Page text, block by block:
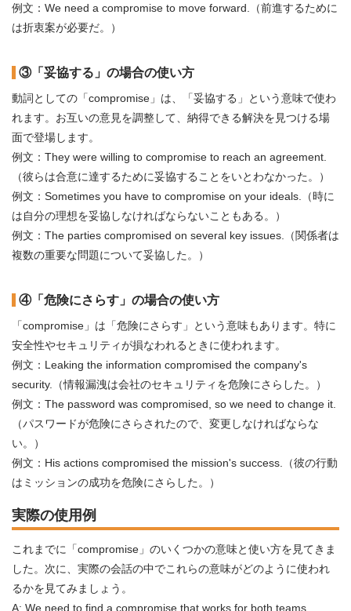
例文：We need a compromise to move forward.（前進するために
は折衷案が必要だ。）
③「妥協する」の場合の使い方
動詞としての「compromise」は、「妥協する」という意味で使わ
れます。お互いの意見を調整して、納得できる解決を見つける場
面で登場します。
例文：They were willing to compromise to reach an agreement.
（彼らは合意に達するために妥協することをいとわなかった。）
例文：Sometimes you have to compromise on your ideals.（時に
は自分の理想を妥協しなければならないこともある。）
例文：The parties compromised on several key issues.（関係者は
複数の重要な問題について妥協した。）
④「危険にさらす」の場合の使い方
「compromise」は「危険にさらす」という意味もあります。特に
安全性やセキュリティが損なわれるときに使われます。
例文：Leaking the information compromised the company's
security.（情報漏洩は会社のセキュリティを危険にさらした。）
例文：The password was compromised, so we need to change it.
（パスワードが危険にさらされたので、変更しなければならな
い。）
例文：His actions compromised the mission's success.（彼の行動
はミッションの成功を危険にさらした。）
実際の使用例
これまでに「compromise」のいくつかの意味と使い方を見てきま
した。次に、実際の会話の中でこれらの意味がどのように使われ
るかを見てみましょう。
A: We need to find a compromise that works for both teams.